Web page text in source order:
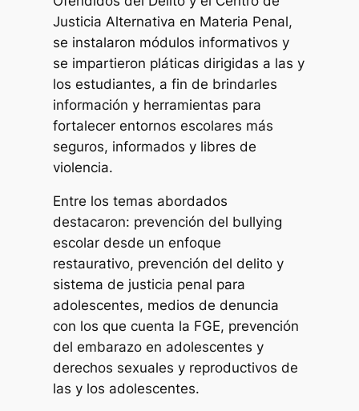
Justicia Alternativa en Materia Penal,
se instalaron módulos informativos y
se impartieron pláticas dirigidas a las y
los estudiantes, a fin de brindarles
información y herramientas para
fortalecer entornos escolares más
seguros, informados y libres de
violencia.
Entre los temas abordados
destacaron: prevención del bullying
escolar desde un enfoque
restaurativo, prevención del delito y
sistema de justicia penal para
adolescentes, medios de denuncia
con los que cuenta la FGE, prevención
del embarazo en adolescentes y
derechos sexuales y reproductivos de
las y los adolescentes.